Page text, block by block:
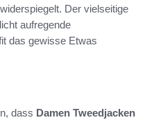
Der vielseitige
aufregende
das gewisse Etwas
dass Damen Tweedjacken